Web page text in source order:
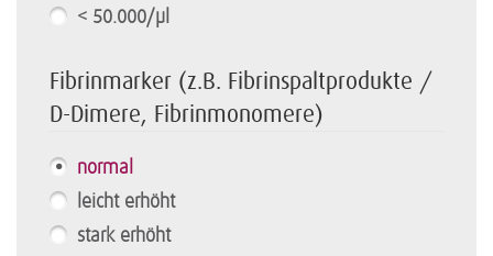
< 50.000/µl
Fibrinmarker (z.B. Fibrinspaltprodukte /
D-Dimere, Fibrinmonomere)
normal
leicht erhöht
stark erhöht